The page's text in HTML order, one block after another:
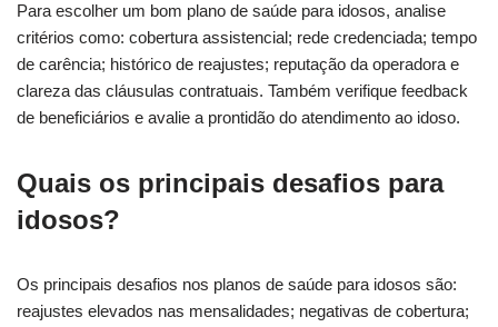
Para escolher um bom plano de saúde para idosos, analise
critérios como: cobertura assistencial; rede credenciada; tempo
de carência; histórico de reajustes; reputação da operadora e
clareza das cláusulas contratuais. Também verifique feedback
de beneficiários e avalie a prontidão do atendimento ao idoso.
Quais os principais desafios para
idosos?
Os principais desafios nos planos de saúde para idosos são:
reajustes elevados nas mensalidades; negativas de cobertura;